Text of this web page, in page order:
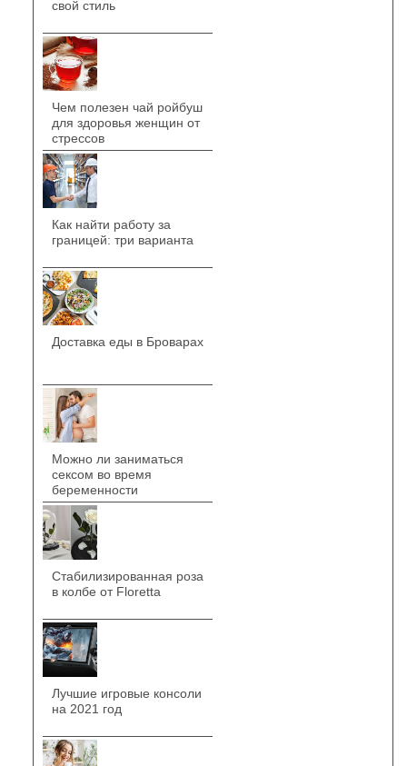
свой стиль
Чем полезен чай ройбуш
для здоровья женщин от
стрессов
Как найти работу за
границей: три варианта
Доставка еды в Броварах
Можно ли заниматься
сексом во время
беременности
Стабилизированная роза
в колбе от Floretta
Лучшие игровые консоли
на 2021 год